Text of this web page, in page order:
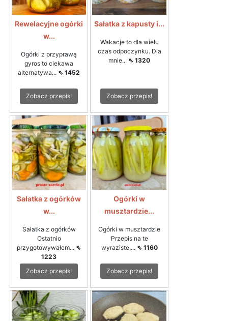
Rewelacyjne ogórki
w...
Ogórki z przyprawą
gyros to ciekawa
alternatywa... ⇖ 1452
Zobacz przepis!
Sałatka z kapusty i...
Wakacje to dla wielu
czas odpoczynku. Dla
mnie... ⇖ 1320
Zobacz przepis!
Sałatka z ogórków
w...
Sałatka z ogórków
Ostatnio
przygotowywałem... ⇖
1223
Zobacz przepis!
Ogórki w
musztardzie...
Ogórki w musztardzie
Przepis na te
wyraziste,... ⇖ 1160
Zobacz przepis!